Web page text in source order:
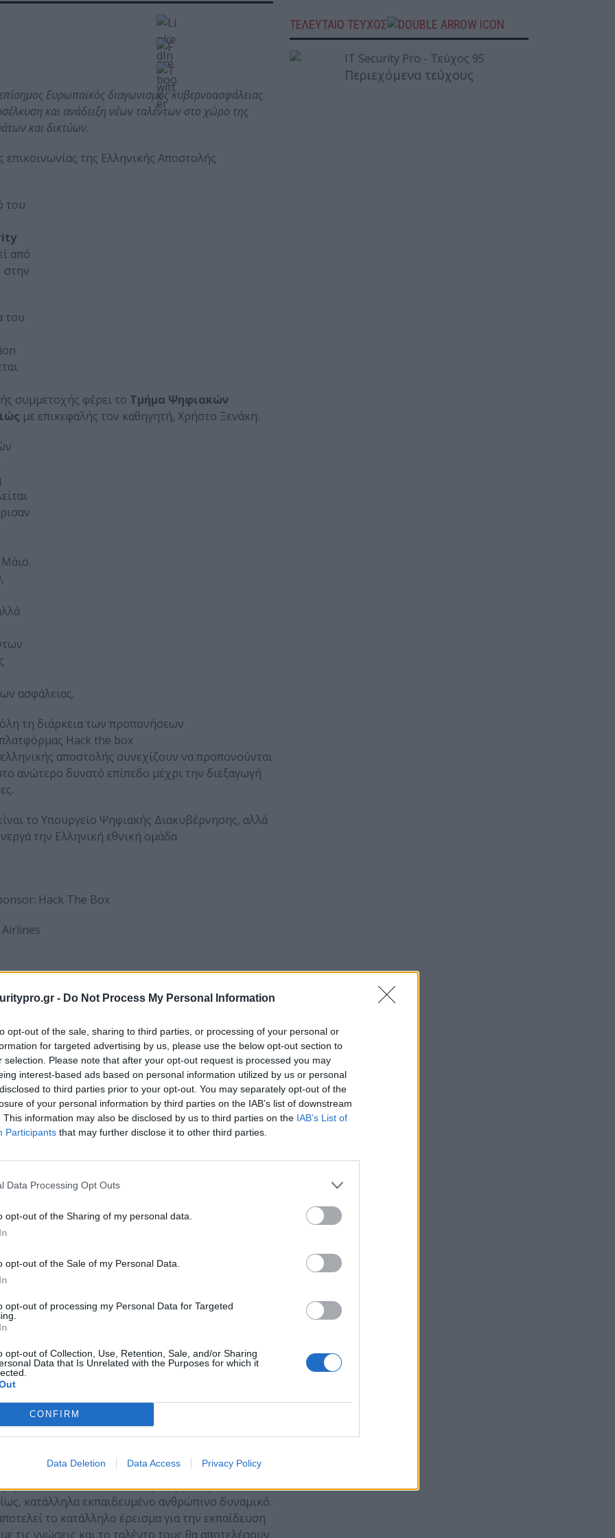
- Do Not Process My Personal Information
opt-out of the sale, sharing to third parties, or processing of your personal or
for targeted advertising by us, please use the below opt-out section to
selection. Please note that after your opt-out request is processed you may
interest-based ads based on personal information utilized by us or personal
to third parties prior to your opt-out. You may separately opt-out of the
of your personal information by third parties on the IAB’s list of downstream
This information may also be disclosed by us to third parties on the IAB’s List of
Participants that may further disclose it to other third parties.
Data Processing Opt Outs
opt-out of the Sharing of my personal data.
opt-out of the Sale of my Personal Data.
opt-out of processing my Personal Data for Targeted
opt-out of Collection, Use, Retention, Sale, and/or Sharing
Data that Is Unrelated with the Purposes for which it
CONFIRM
Data Deletion Data Access Privacy Policy
Eυρωπαϊκός διαγωνισμός κυβερνοασφάλειας
και ανάδειξη νέων ταλέντων στο χώρο της
και δικτύων.
επικοινωνίας της Ελληνικής Αποστολής
του
από
στην
του
συμμετοχής φέρει το Τμήμα Ψηφιακών
με επικεφαλής τον καθηγητή, Χρήστο Ξενάκη.
ασφάλειας.
τη διάρκεια των προπονήσεων
Hack the box
αποστολής συνεχίζουν να προπονούνται
ανώτερο δυνατό επίπεδο μέχρι την διεξαγωγή
το Υπουργείο Ψηφιακής Διακυβέρνησης, αλλά
την Ελληνική εθνική ομάδα
Hack The Box
Technologies, Uni Systems), Pylones Hellas
Ειδήσεων (www.amna.gr), Biztech.gr,
Security, NetFax, Netweek, SecNews,
τοwww.ecsc.grόπου οι ενδιαφερόμενοι
του διαγωνισμού.
και στα social media:
Challenge
– Hellenic Team
του 2015 στη Λουκέρνη της Ελβετίας με
κράτη-μέλη της ΕΕ και από χώρες της
Στην ψηφιακή εποχή, η ασφάλεια πληροφοριών
επίπεδο. Αυτό οφείλεται στον ιδιαίτερο ρόλο
κοινωνία, την οικονομία, την παραγωγή και
ότι οι επιθέσεις με στόχο την πληροφορία
κέρδος όσο και στην αποσταθεροποίηση
να διασφαλίζεται και να αξιολογείται σε κάθε
αυτό απαιτεί καλύτερα οργανωμένες
κατάλληλα εκπαιδευμένο ανθρώπινο δυναμικό.
το κατάλληλο έρεισμα για την εκπαίδευση
γνώσεις και το ταλέντο τους θα αποτελέσουν
ΤΕΛΕΥΤΑΙΟ ΤΕΥΧΟΣ
Περιεχόμενα τεύχους